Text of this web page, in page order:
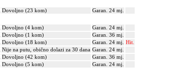
Dovoljno (23 kom)
Garan. 24 mj.
Dovoljno (4 kom)
Garan. 24 mj.
Dovoljno (1 kom)
Garan. 36 mj.
Dovoljno (18 kom) Garan. 24 mj.
Hit.
Nije na putu, obično dolazi za 30 dana Garan. 24 mj.
Dovoljno (42 kom)
Garan. 36 mj.
Dovoljno (5 kom)
Garan. 24 mj.